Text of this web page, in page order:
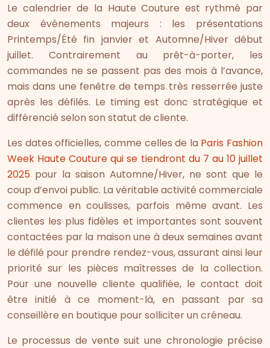
Le calendrier de la Haute Couture est rythmé par
deux événements majeurs : les présentations
Printemps/Été fin janvier et Automne/Hiver début
juillet. Contrairement au prêt-à-porter, les
commandes ne se passent pas des mois à l’avance,
mais dans une fenêtre de temps très resserrée juste
après les défilés. Le timing est donc stratégique et
différencié selon son statut de cliente.
Les dates officielles, comme celles de la Paris Fashion
Week Haute Couture qui se tiendront du 7 au 10 juillet
2025 pour la saison Automne/Hiver, ne sont que le
coup d’envoi public. La véritable activité commerciale
commence en coulisses, parfois même avant. Les
clientes les plus fidèles et importantes sont souvent
contactées par la maison une à deux semaines avant
le défilé pour prendre rendez-vous, assurant ainsi leur
priorité sur les pièces maîtresses de la collection.
Pour une nouvelle cliente qualifiée, le contact doit
être initié à ce moment-là, en passant par sa
conseillère en boutique pour solliciter un créneau.
Le processus de vente suit une chronologie précise